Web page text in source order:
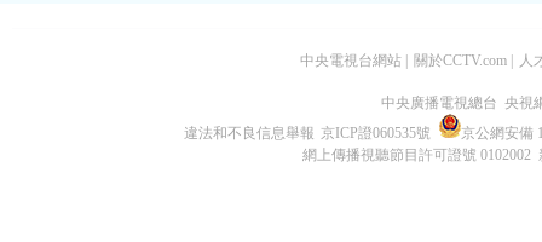
中央電視台網站 關於CCTV.com 人
中央廣播電視總台 央視
違法和不良信息舉報 京ICP證060535號
京公網安備
網上傳播視聽節目許可證號 0102002